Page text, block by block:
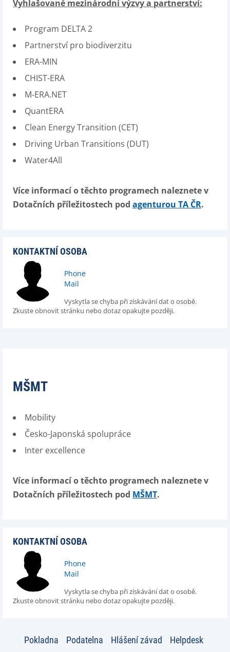
Vyhlašované mezinárodní výzvy a partnerství:
Program DELTA 2
Partnerství pro biodiverzitu
ERA-MIN
CHIST-ERA
M-ERA.NET
QuantERA
Clean Energy Transition (CET)
Driving Urban Transitions (DUT)
Water4All
Více informací o těchto programech naleznete v
Dotačních příležitostech pod agenturou TA ČR.
KONTAKTNÍ OSOBA
Phone
Mail
Vyskytla se chyba při získávání dat o osobě.
Zkuste obnovit stránku nebo dotaz opakujte později.
MŠMT
Mobility
Česko-Japonská spolupráce
Inter excellence
Více informací o těchto programech naleznete v
Dotačních příležitostech pod MŠMT.
KONTAKTNÍ OSOBA
Phone
Mail
Vyskytla se chyba při získávání dat o osobě.
Zkuste obnovit stránku nebo dotaz opakujte později.
Pokladna Podatelna Hlášení závad Helpdesk